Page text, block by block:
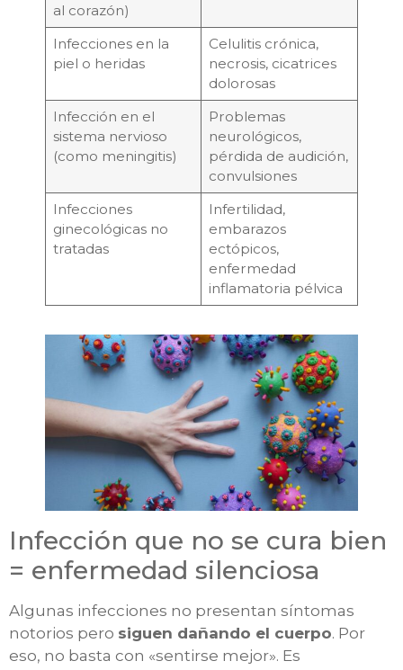
al corazón)
Infecciones en la
piel o heridas
Celulitis crónica,
necrosis, cicatrices
dolorosas
Infección en el
sistema nervioso
(como meningitis)
Problemas
neurológicos,
pérdida de audición,
convulsiones
Infecciones
ginecológicas no
tratadas
Infertilidad,
embarazos
ectópicos,
enfermedad
inflamatoria pélvica
Infección que no se cura bien
= enfermedad silenciosa
Algunas infecciones no presentan síntomas
notorios pero siguen dañando el cuerpo. Por
eso, no basta con «sentirse mejor». Es